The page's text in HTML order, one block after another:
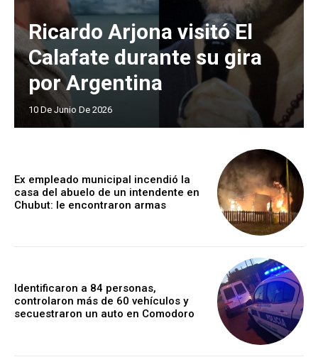
Ricardo Arjona visitó El
Calafate durante su gira
por Argentina
10 De Junio De 2026
Ex empleado municipal incendió la
casa del abuelo de un intendente en
Chubut: le encontraron armas
Identificaron a 84 personas,
controlaron más de 60 vehículos y
secuestraron un auto en Comodoro